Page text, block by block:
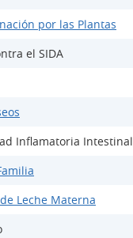
por las Plantas
el SIDA
Inflamatoria Intestinal
Leche Materna